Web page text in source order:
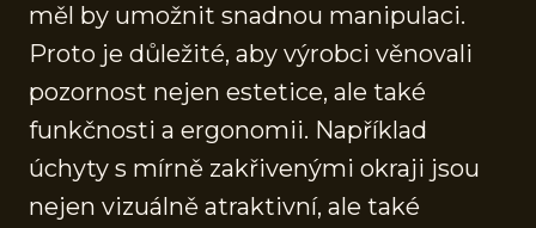
měl by umožnit snadnou manipulaci.
Proto je důležité, aby výrobci věnovali
pozornost nejen estetice, ale také
funkčnosti a ergonomii. Například
úchyty s mírně zakřivenými okraji jsou
nejen vizuálně atraktivní, ale také